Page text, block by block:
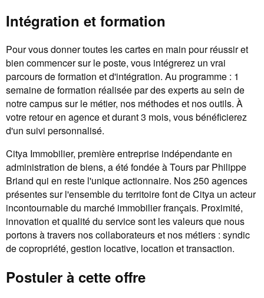
Intégration et formation
Pour vous donner toutes les cartes en main pour réussir et
bien commencer sur le poste, vous intégrerez un vrai
parcours de formation et d'intégration. Au programme : 1
semaine de formation réalisée par des experts au sein de
notre campus sur le métier, nos méthodes et nos outils. À
votre retour en agence et durant 3 mois, vous bénéficierez
d'un suivi personnalisé.
Citya Immobilier, première entreprise indépendante en
administration de biens, a été fondée à Tours par Philippe
Briand qui en reste l'unique actionnaire. Nos 250 agences
présentes sur l'ensemble du territoire font de Citya un acteur
incontournable du marché immobilier français. Proximité,
innovation et qualité du service sont les valeurs que nous
portons à travers nos collaborateurs et nos métiers : syndic
de copropriété, gestion locative, location et transaction.
Postuler à cette offre